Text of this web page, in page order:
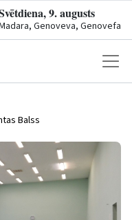
9. augusts
Genoveva, Genovefa
Balss